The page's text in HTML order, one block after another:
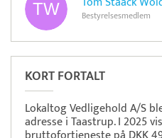
Bestyrelsesmedlem
KORT FORTALT
Lokaltog Vedligehold A/S
adresse i Taastrup. I 2025